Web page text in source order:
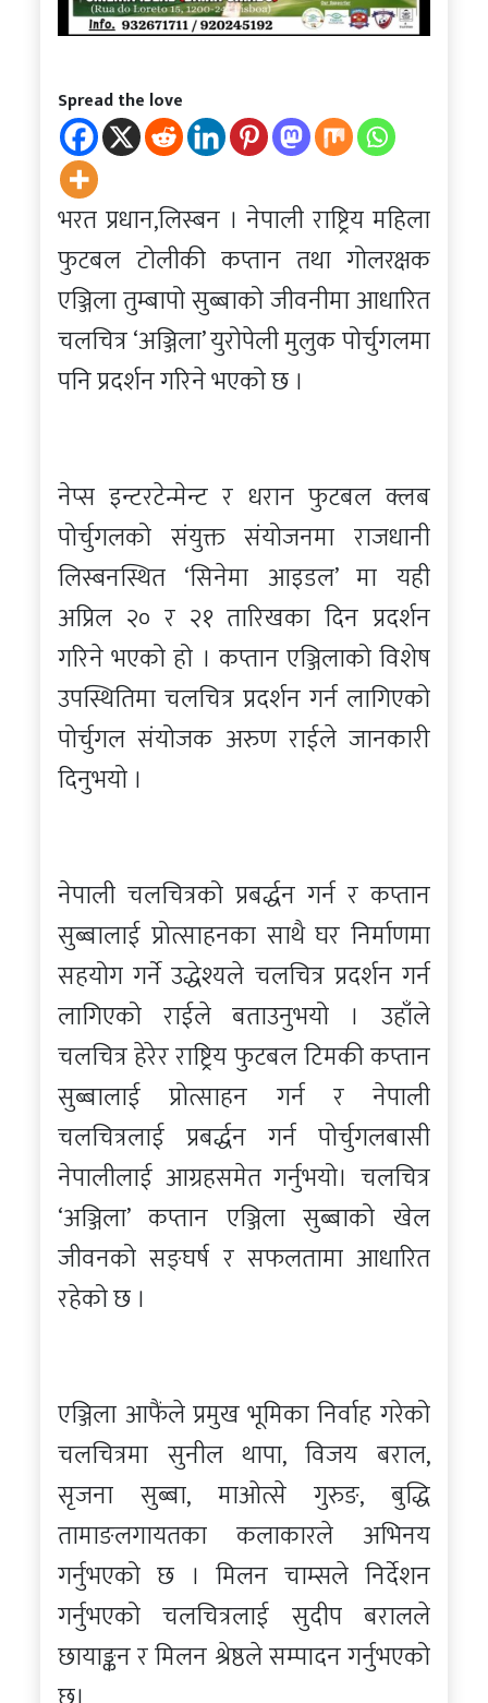
Spread the love
भरत प्रधान,लिस्बन । नेपाली राष्ट्रिय महिला
फुटबल टोलीकी कप्तान तथा गोलरक्षक
एञ्जिला तुम्बापो सुब्बाको जीवनीमा आधारित
चलचित्र ‘अञ्जिला’ युरोपेली मुलुक पोर्चुगलमा
पनि प्रदर्शन गरिने भएको छ ।
नेप्स इन्टरटेन्मेन्ट र धरान फुटबल क्लब
पोर्चुगलको संयुक्त संयोजनमा राजधानी
लिस्बनस्थित ‘सिनेमा आइडल’ मा यही
अप्रिल २० र २१ तारिखका दिन प्रदर्शन
गरिने भएको हो । कप्तान एञ्जिलाको विशेष
उपस्थितिमा चलचित्र प्रदर्शन गर्न लागिएको
पोर्चुगल संयोजक अरुण राईले जानकारी
दिनुभयो ।
नेपाली चलचित्रको प्रबर्द्धन गर्न र कप्तान
सुब्बालाई प्रोत्साहनका साथै घर निर्माणमा
सहयोग गर्ने उद्धेश्यले चलचित्र प्रदर्शन गर्न
लागिएको राईले बताउनुभयो । उहाँले
चलचित्र हेरेर राष्ट्रिय फुटबल टिमकी कप्तान
सुब्बालाई प्रोत्साहन गर्न र नेपाली
चलचित्रलाई प्रबर्द्धन गर्न पोर्चुगलबासी
नेपालीलाई आग्रहसमेत गर्नुभयो। चलचित्र
‘अञ्जिला’ कप्तान एञ्जिला सुब्बाको खेल
जीवनको सङ्घर्ष र सफलतामा आधारित
रहेको छ ।
एञ्जिला आफैंले प्रमुख भूमिका निर्वाह गरेको
चलचित्रमा सुनील थापा, विजय बराल,
सृजना सुब्बा, माओत्से गुरुङ, बुद्धि
तामाङलगायतका कलाकारले अभिनय
गर्नुभएको छ । मिलन चाम्सले निर्देशन
गर्नुभएको चलचित्रलाई सुदीप बरालले
छायाङ्कन र मिलन श्रेष्ठले सम्पादन गर्नुभएको